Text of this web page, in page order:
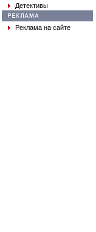
Детективы
Реклама на сайте